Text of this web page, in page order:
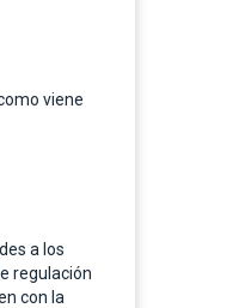
viene
a los
regulación
con la